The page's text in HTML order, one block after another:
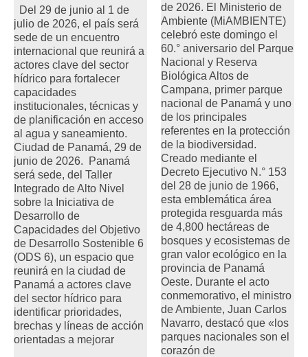
Del 29 de junio al 1 de
julio de 2026, el país será
sede de un encuentro
internacional que reunirá a
actores clave del sector
hídrico para fortalecer
capacidades
institucionales, técnicas y
de planificación en acceso
al agua y saneamiento.
Ciudad de Panamá, 29 de
junio de 2026. Panamá
será sede, del Taller
Integrado de Alto Nivel
sobre la Iniciativa de
Desarrollo de
Capacidades del Objetivo
de Desarrollo Sostenible 6
(ODS 6), un espacio que
reunirá en la ciudad de
Panamá a actores clave
del sector hídrico para
identificar prioridades,
brechas y líneas de acción
orientadas a mejorar
de 2026. El Ministerio de
Ambiente (MiAMBIENTE)
celebró este domingo el
60.° aniversario del Parque
Nacional y Reserva
Biológica Altos de
Campana, primer parque
nacional de Panamá y uno
de los principales
referentes en la protección
de la biodiversidad.
Creado mediante el
Decreto Ejecutivo N.° 153
del 28 de junio de 1966,
esta emblemática área
protegida resguarda más
de 4,800 hectáreas de
bosques y ecosistemas de
gran valor ecológico en la
provincia de Panamá
Oeste. Durante el acto
conmemorativo, el ministro
de Ambiente, Juan Carlos
Navarro, destacó que «los
parques nacionales son el
corazón de